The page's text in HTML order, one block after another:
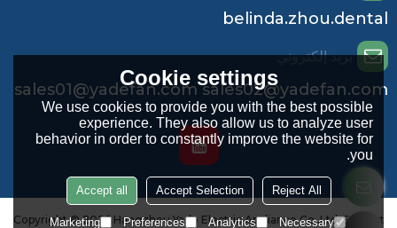
belinda.zhou.dental
بريد إلكتروني
sales01@yadefan.com sales02@yadefan.com
Copyright © 2026 Hangzhou Yade Electric Appliance Co.,Ltd.Support
Cookie settings
We use cookies to provide you with the best possible
experience. They also allow us to analyze user
behavior in order to constantly improve the website for
you.
Reject All
Accept Selection
Accept all
Necessary
Analytics
Preferences
Marketing